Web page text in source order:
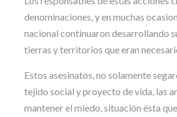
denominaciones, y en muchas
nacional continuaron desarrollando
tierras y territorios que eran
Estos asesinatos, no solamente
tejido social y proyecto de vida, las
mantener el miedo, situación ésta